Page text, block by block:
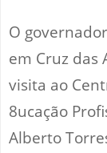
O
em Cruz das
visita ao
8ucação
Alberto